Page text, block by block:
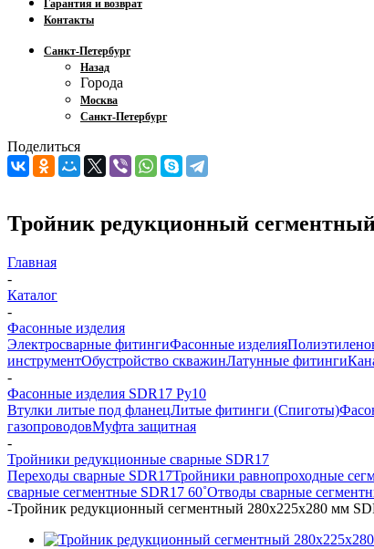
Гарантия и возврат
Контакты
Санкт-Петербург
Назад
Города
Москва
Санкт-Петербург
Поделиться
Тройник редукционный
Главная
-
Каталог
-
Фасонные изделия
Электросварные фитингиФасонные изделия
инструментОбустройство скважинЛатунные фитинги
-
Фасонные изделия SDR17 Ру10
Втулки литые под фланецЛитые фитинги (Спиготы)
газопроводовМуфта защитная
-
Тройники редукционные сварные SDR17
Переходы сварные SDR17Тройники равнопроходные
сварные сегментные SDR17 60˚Отводы сварные
-Тройник редукционный сегментный 280х225х280 мм